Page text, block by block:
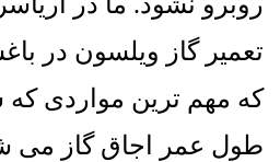
تعمیر گاز ویلسون در
که مهم ترین مواردی
طول عمر اجاق گاز می